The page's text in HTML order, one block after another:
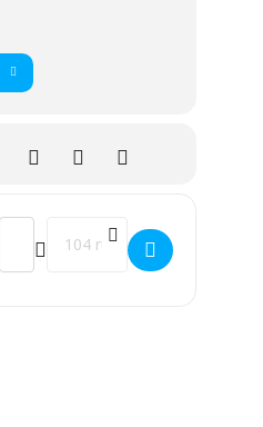
Address - THE DANSANT []
Destination Address - THE